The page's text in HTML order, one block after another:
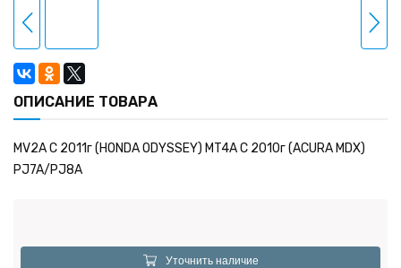
ОПИСАНИЕ ТОВАРА
MV2A C 2011г (HONDA ODYSSEY) MT4A C 2010г (ACURA MDX)
PJ7A/PJ8A
Уточнить наличие